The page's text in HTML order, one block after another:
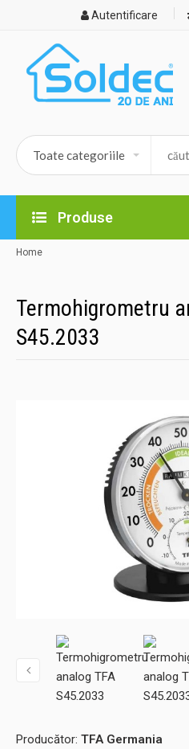
Autentificare
Produse
Home
Termohigrometru
S45.2033
Producător: TFA Germania